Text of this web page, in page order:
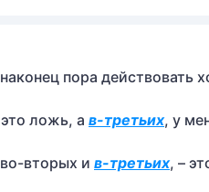
пора действовать
ложь, а в-третьих, у
вторых и в-третьих, –